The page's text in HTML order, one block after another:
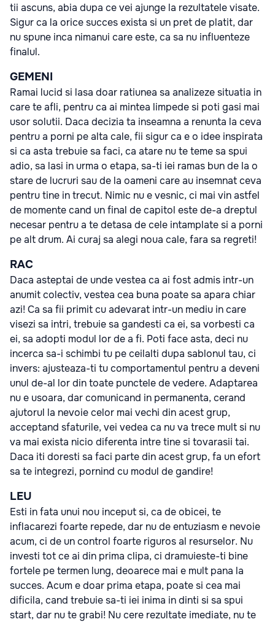
tii ascuns, abia dupa ce vei ajunge la rezultatele visate.
Sigur ca la orice succes exista si un pret de platit, dar
nu spune inca nimanui care este, ca sa nu influenteze
finalul.
GEMENI
Ramai lucid si lasa doar ratiunea sa analizeze situatia in
care te afli, pentru ca ai mintea limpede si poti gasi mai
usor solutii. Daca decizia ta inseamna a renunta la ceva
pentru a porni pe alta cale, fii sigur ca e o idee inspirata
si ca asta trebuie sa faci, ca atare nu te teme sa spui
adio, sa lasi in urma o etapa, sa-ti iei ramas bun de la o
stare de lucruri sau de la oameni care au insemnat ceva
pentru tine in trecut. Nimic nu e vesnic, ci mai vin astfel
de momente cand un final de capitol este de-a dreptul
necesar pentru a te detasa de cele intamplate si a porni
pe alt drum. Ai curaj sa alegi noua cale, fara sa regreti!
RAC
Daca asteptai de unde vestea ca ai fost admis intr-un
anumit colectiv, vestea cea buna poate sa apara chiar
azi! Ca sa fii primit cu adevarat intr-un mediu in care
visezi sa intri, trebuie sa gandesti ca ei, sa vorbesti ca
ei, sa adopti modul lor de a fi. Poti face asta, deci nu
incerca sa-i schimbi tu pe ceilalti dupa sablonul tau, ci
invers: ajusteaza-ti tu comportamentul pentru a deveni
unul de-al lor din toate punctele de vedere. Adaptarea
nu e usoara, dar comunicand in permanenta, cerand
ajutorul la nevoie celor mai vechi din acest grup,
acceptand sfaturile, vei vedea ca nu va trece mult si nu
va mai exista nicio diferenta intre tine si tovarasii tai.
Daca iti doresti sa faci parte din acest grup, fa un efort
sa te integrezi, pornind cu modul de gandire!
LEU
Esti in fata unui nou inceput si, ca de obicei, te
inflacarezi foarte repede, dar nu de entuziasm e nevoie
acum, ci de un control foarte riguros al resurselor. Nu
investi tot ce ai din prima clipa, ci dramuieste-ti bine
fortele pe termen lung, deoarece mai e mult pana la
succes. Acum e doar prima etapa, poate si cea mai
dificila, cand trebuie sa-ti iei inima in dinti si sa spui
start, dar nu te grabi! Nu cere rezultate imediate, nu te